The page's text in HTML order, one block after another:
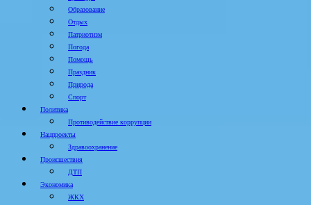
Образование
Отдых
Патриотизм
Погода
Помощь
Праздник
Природа
Спорт
Политика
Противодействие коррупции
Нацпроекты
Здравоохранение
Происшествия
ДТП
Экономика
ЖКХ